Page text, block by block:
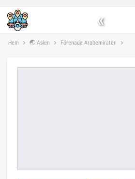
«
Hem 🌏 Asien Förenade Arabemiraten